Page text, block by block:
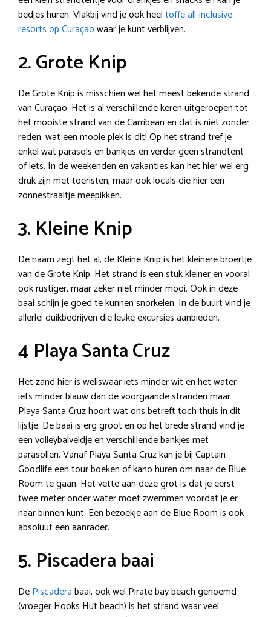
bedjes huren. Vlakbij vind je ook heeltoffe all-inclusive
resorts op Curaçaowaar je kunt verblijven.
2. Grote Knip
De Grote Knip is misschien wel het meest bekende strand
van Curaçao. Het is al verschillende keren uitgeroepen tot
het mooiste strand van de Carribean en dat is niet zonder
reden: wat een mooie plek is dit! Op het strand tref je
enkel wat parasols en bankjes en verder geen strandtent
of iets. In de weekenden en vakanties kan het hier wel erg
druk zijn met toeristen, maar ook locals die hier een
zonnestraaltje meepikken.
3. Kleine Knip
De naam zegt het al, de Kleine Knip is het kleinere broertje
van de Grote Knip. Het strand is een stuk kleiner en vooral
ook rustiger, maar zeker niet minder mooi. Ook in deze
baai schijn je goed te kunnen snorkelen. In de buurt vind je
allerlei duikbedrijven die leuke excursies aanbieden.
4 Playa Santa Cruz
Het zand hier is weliswaar iets minder wit en het water
iets minder blauw dan de voorgaande stranden maar
Playa Santa Cruz hoort wat ons betreft toch thuis in dit
lijstje. De baai is erg groot en op het brede strand vind je
een volleybalveldje en verschillende bankjes met
parasollen. Vanaf Playa Santa Cruz kan je bij Captain
Goodlife een tour boeken of kano huren om naar de Blue
Room te gaan. Het vette aan deze grot is dat je eerst
twee meter onder water moet zwemmen voordat je er
naar binnen kunt. Een bezoekje aan de Blue Room is ook
absoluut een aanrader.
5. Piscadera baai
DePiscaderabaai, ook wel Pirate bay beach genoemd
(vroeger Hooks Hut beach) is het strand waar veel